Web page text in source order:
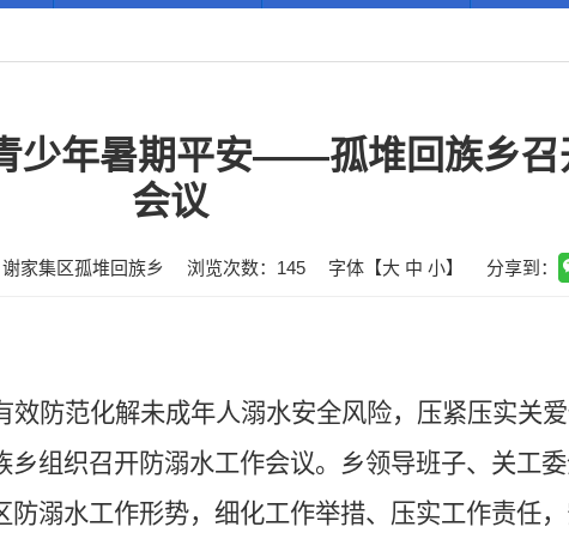
少年暑期平安——孤堆回族乡召
会议
家集区孤堆回族乡 浏览次数： 145 字体【大 中 小】 分享到：
防范化解未成年人溺水安全风险，压紧压实关
组织召开防溺水工作会议。乡领导班子、关工
溺水工作形势，细化工作举措、压实工作责任